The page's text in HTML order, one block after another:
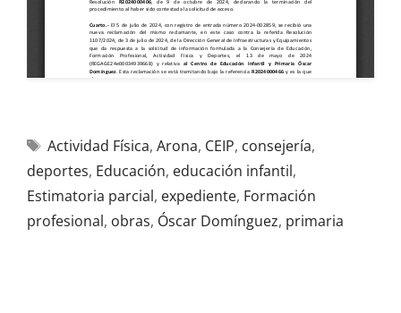
Actividad Física, Arona, CEIP, consejería,
deportes, Educación, educación infantil,
Estimatoria parcial, expediente, Formación
profesional, obras, Óscar Domínguez, primaria